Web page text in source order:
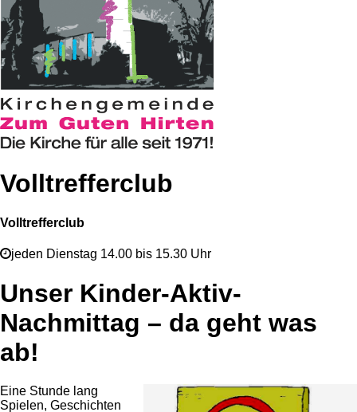
Volltrefferclub
Volltrefferclub
jeden Dienstag 14.00 bis 15.30 Uhr
Unser Kinder-Aktiv-
Nachmittag – da geht was
ab!
Eine Stunde lang
Spielen, Geschichten